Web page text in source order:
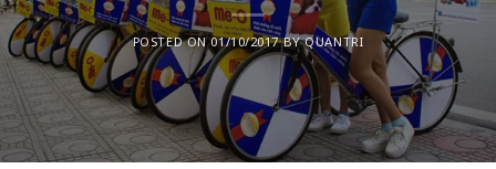
POSTED ON01/10/2017BYQUANTRI